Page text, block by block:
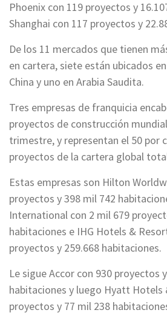
Phoenix con 119 proyectos y
Shanghai con 117 proyectos y
De los 11 mercados que tienen
en cartera, siete están ubicados
China y uno en Arabia Saudita.
Tres empresas de franquicia
proyectos de construcción
trimestre, y representan el 50 por
proyectos de la cartera global
Estas empresas son Hilton
proyectos y 398 mil 742
International con 2 mil 679
habitaciones e IHG Hotels &
proyectos y 259.668 habitaciones.
Le sigue Accor con 930 proyectos
habitaciones y luego Hyatt Hotels
proyectos y 77 mil 238